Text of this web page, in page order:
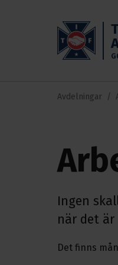
Avdelningar
Ingen
när det
Det finns